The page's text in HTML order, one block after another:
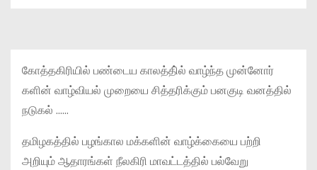
கோத்தகிரியில் பண்டைய காலத்தி்ல் வாழ்ந்த முன்னோர்
களின் வாழ்வியல் முறையை சித்தரிக்கும் பனகுடி வனத்தில்
நடுகல் ……
தமிழகத்தில் பழங்கால மக்களின் வாழ்க்கையை பற்றி
அறியும் ஆதாரங்கள் நீலகிரி மாவட்டத்தில் பல்வேறு